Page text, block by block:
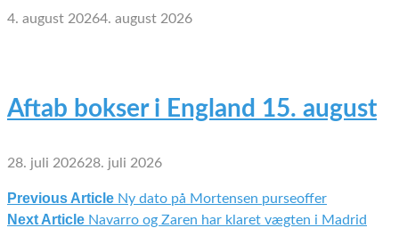
4. august 20264. august 2026
Aftab bokser i England 15. august
28. juli 202628. juli 2026
Indlægsnavigation
Previous Article Ny dato på Mortensen purseoffer
Next Article Navarro og Zaren har klaret vægten i Madrid